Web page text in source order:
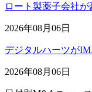
ロート製薬子会社
2026年08月06日
デジタルハーツが
2026年08月06日